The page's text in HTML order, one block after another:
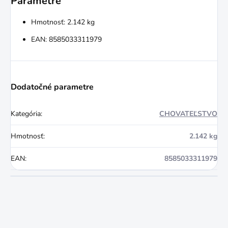
Hmotnosť: 2.142 kg
EAN: 8585033311979
Dodatočné parametre
Kategória: CHOVATEĽSTVO
Hmotnosť: 2.142 kg
EAN: 8585033311979